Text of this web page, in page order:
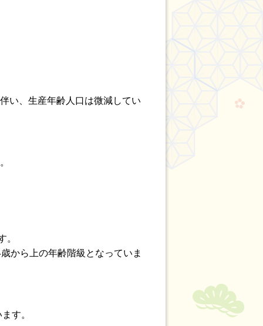
い、生産年齢人口は微減してい
。
から上の年齢階級となっていま
す。